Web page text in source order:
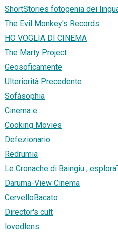
ShortStories fotogenia dei
The Evil Monkey's Records
HO VOGLIA DI CINEMA
The Marty Project
Geosoficamente
Ulteriorità Precedente
Sofàsophia
Cinema e...
Cooking Movies
Defezionario
Redrumia
Le Cronache di Baingiu ,
Daruma-View Cinema
CervelloBacato
Director's cult
lovedlens